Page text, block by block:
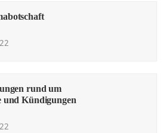
rund um
und Kündigungen